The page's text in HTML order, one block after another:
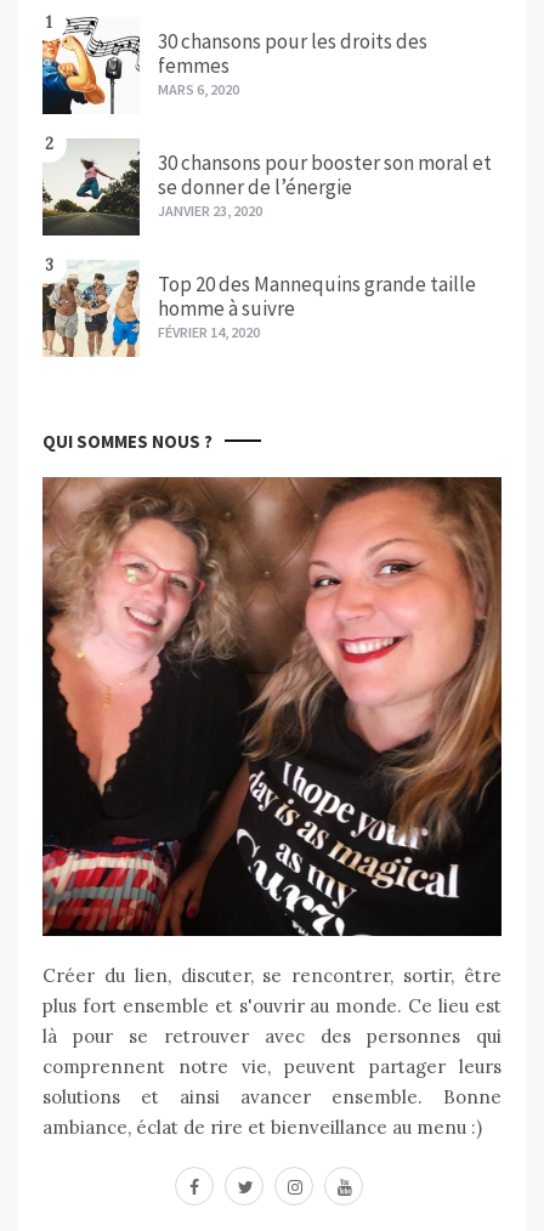
1
30 chansons pour les droits des
femmes
MARS 6, 2020
2
30 chansons pour booster son moral et
se donner de l’énergie
JANVIER 23, 2020
3
Top 20 des Mannequins grande taille
homme à suivre
FÉVRIER 14, 2020
QUI SOMMES NOUS ?
Créer du lien, discuter, se rencontrer, sortir, être
plus fort ensemble et s'ouvrir au monde. Ce lieu est
là pour se retrouver avec des personnes qui
comprennent notre vie, peuvent partager leurs
solutions et ainsi avancer ensemble. Bonne
ambiance, éclat de rire et bienveillance au menu :)
facebooktwitterinstagram
youtube